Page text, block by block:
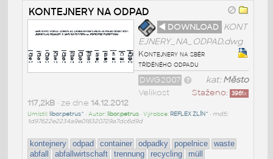
KONTEJNERY NA ODPAD
◄ DOWNLOAD KONT
EJNERY_NA_ODPAD.dwg
Kontejnery na sběr
tříděného odpadu
kat:Město
DWG2007
Staženo: 3961x
Velikost
117,2kB• ze dne 14.12.2012
Umístil: libor.petrus^ • Autor: libor.petrus• Výrobce: REFLEX ZLÍN^ • md5:
1d97622e2234a9e018320729a7dc6d9d
kontejnery odpad container odpadky popelnice
waste
abfall
abfallwirtschaft trennung recycling müll